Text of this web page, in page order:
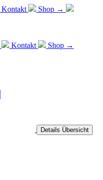
Kontakt
Shop →
Kontakt
Shop →
Details Übersicht